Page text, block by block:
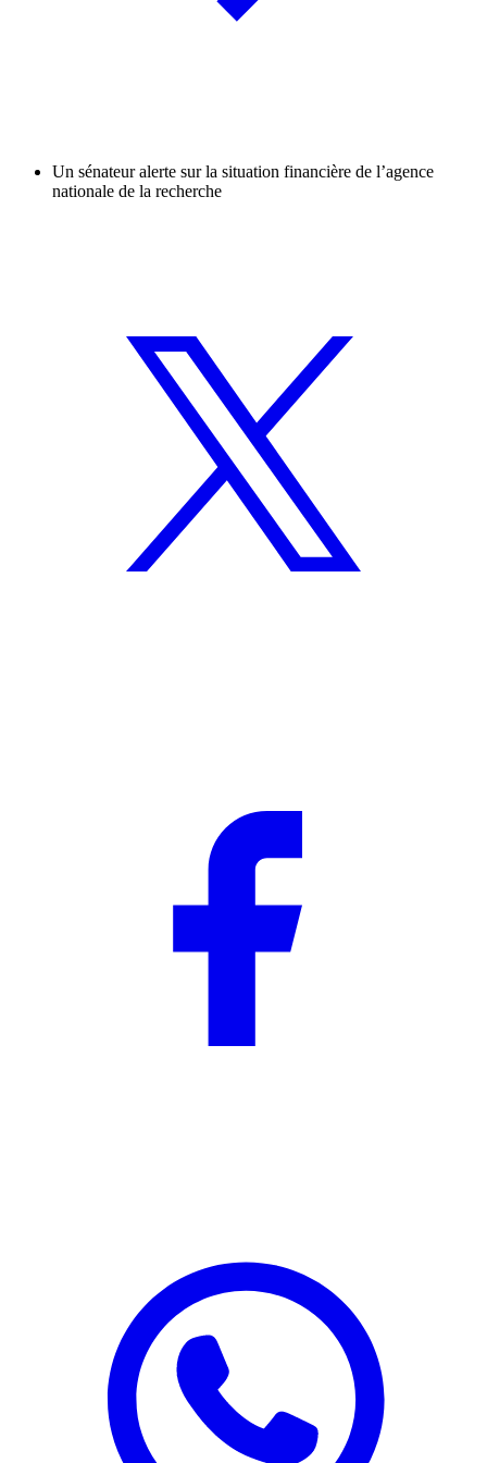
Un sénateur alerte sur la situation financière de l’agence
nationale de la recherche